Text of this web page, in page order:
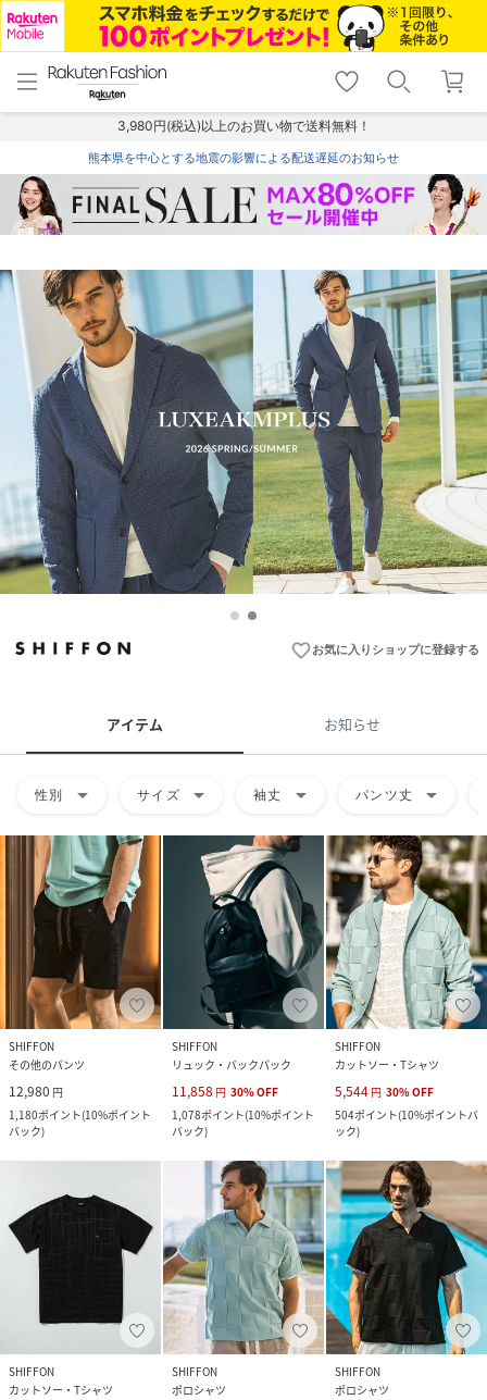
menu home
トップ
shopping_cart lock_outline
ログイン
3,980円(税込)以上のお買い物で送料無料！
熊本県を中心とする地震の影響による配送遅延のお知らせ
favorite_borderお気に入りショップに登録する
アイテム お知らせ
性別 arrow_drop_down サイズ arrow_drop_down 袖丈 arrow_drop_down パンツ丈 arrow_drop_down
SHIFFON
その他のパンツ
12,980 円
1,180ポイント(10%ポイント
バック)
SHIFFON
リュック・バックパック
11,858 円 30%OFF
1,078ポイント(10%ポイント
バック)
SHIFFON
カットソー・Tシャツ
5,544 円 30%OFF
504ポイント(10%ポイントバ
ック)
SHIFFON
カットソー・Tシャツ
SHIFFON
ポロシャツ
SHIFFON
ポロシャツ